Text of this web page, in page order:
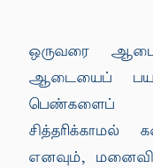
ஒருவரை
ஆடையைப்
பெண்களைப்
எனவும்,